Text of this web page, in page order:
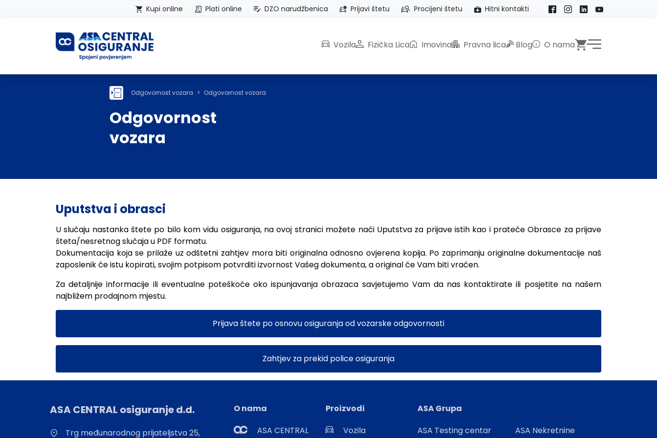
Kupi online Plati online DZO narudžbenica Prijavi štetu Procijeni štetu Hitni kontakti Facebook
Instagram
LinkedInYouTube
Početna
Vozila Fizička Lica Imovina Pravna lica Blog O nama Webshop
Odgovornost vozara Odgovornost vozara
Odgovornost
vozara
Uputstva i obrasci
U slučaju nastanka štete po bilo kom vidu osiguranja, na ovoj stranici možete naći Uputstva za prijave istih kao i prateće Obrasce za prijave
šteta/nesretnog slučaja u PDF formatu.
Dokumentacija koja se prilaže uz odštetni zahtjev mora biti originalna odnosno ovjerena kopija. Po zaprimanju originalne dokumentacije naš
zaposlenik će istu kopirati, svojim potpisom potvrditi izvornost Vašeg dokumenta, a original će Vam biti vraćen.
Za detaljnije informacije ili eventualne poteškoće oko ispunjavanja obrazaca savjetujemo Vam da nas kontaktirate ili posjetite na našem
najbližem prodajnom mjestu.
Prijava štete po osnovu osiguranja od vozarske odgovornosti
Zahtjev za prekid police osiguranja
ASA CENTRAL osiguranje d.d.
Trg međunarodnog prijateljstva 25,
O nama
ASA CENTRAL
Proizvodi
Vozila
ASA Grupa
ASA Testing centar
ASA Nekretnine